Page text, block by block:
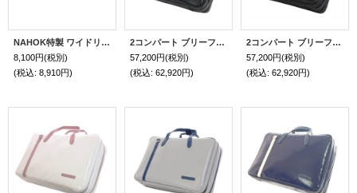
NAHOK特製 ワイドリュックベルト ホワイトスペシャルコーティング
8,100円(税別)
(税込: 8,910円)
2コンパート ブリーフケース「Deniro 2/wf」（オーボエ・フルート・クラリネット対応）マットブラック/黒革エンブレム
57,200円(税別)
(税込: 62,920円)
2コンパート ブリーフケース「Deniro 2/wf」（オーボエ・フルート・クラリネット対応）マットブラック/赤革エンブレム
57,200円(税別)
(税込: 62,920円)